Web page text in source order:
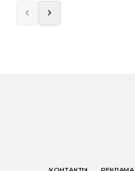
КОНТАКТЫ РЕКЛАМА